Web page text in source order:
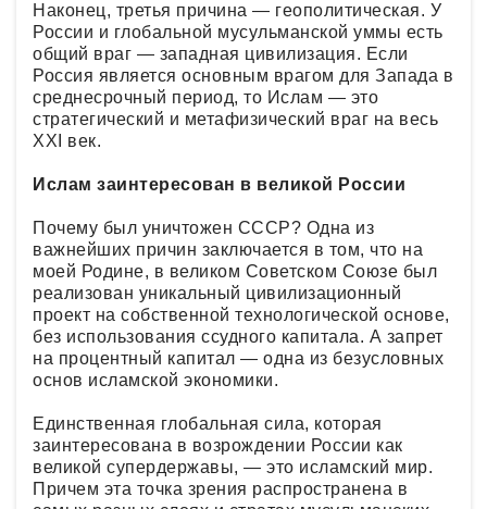
Наконец, третья причина — геополитическая. У
России и глобальной мусульманской уммы есть
общий враг — западная цивилизация. Если
Россия является основным врагом для Запада в
среднесрочный период, то Ислам — это
стратегический и метафизический враг на весь
XXI век.
Ислам заинтересован в великой России
Почему был уничтожен СССР? Одна из
важнейших причин заключается в том, что на
моей Родине, в великом Советском Союзе был
реализован уникальный цивилизационный
проект на собственной технологической основе,
без использования ссудного капитала. А запрет
на процентный капитал — одна из безусловных
основ исламской экономики.
Единственная глобальная сила, которая
заинтересована в возрождении России как
великой супердержавы, — это исламский мир.
Причем эта точка зрения распространена в